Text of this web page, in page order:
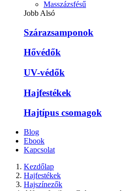
Masszázsfésű
Jobb Alsó
Szárazsamponok
Hővédők
UV-védők
Hajfestékek
Hajtípus csomagok
Blog
Ebook
Kapcsolat
Kezdőlap
Hajfestékek
Hajszínezők